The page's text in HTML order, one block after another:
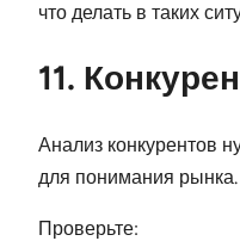
что делать в таких
11.
Анализ конкурентов
для понимания рынка.
Проверьте: